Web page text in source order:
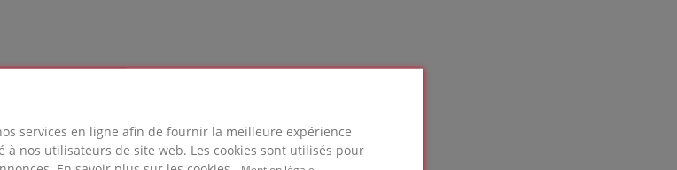
services en ligne afin de fournir la meilleure expérience
nos utilisateurs de site web. Les cookies sont utilisés pour